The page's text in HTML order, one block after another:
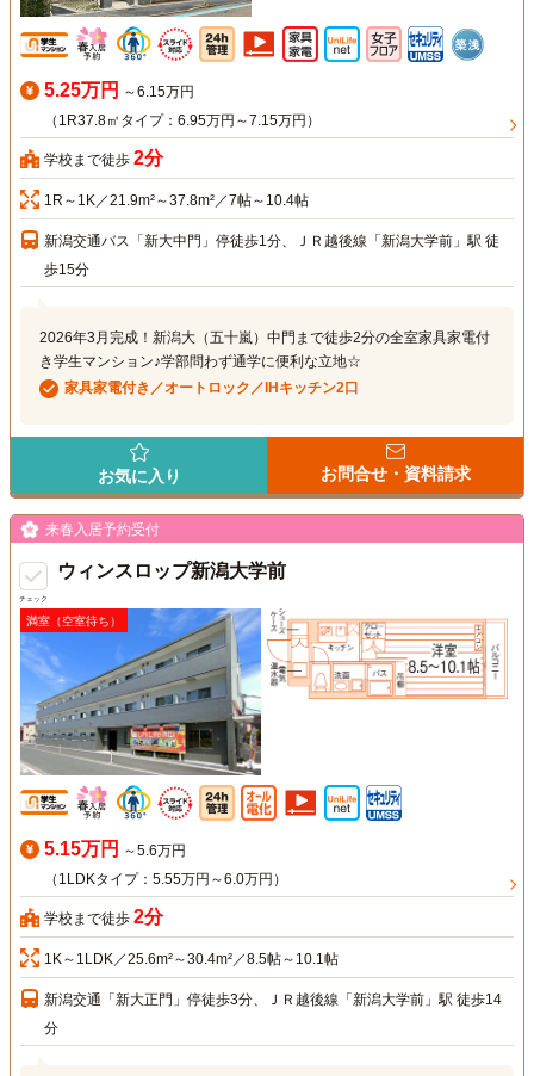
5.25万円 ～6.15万円
（1R37.8㎡タイプ：6.95万円～7.15万円）
学校まで徒歩 2分
1R～1K／21.9m²～37.8m²／7帖～10.4帖
新潟交通バス「新大中門」停徒歩1分、ＪＲ越後線「新潟大学前」駅 徒
歩15分
2026年3月完成！新潟大（五十嵐）中門まで徒歩2分の全室家具家電付
き学生マンション♪学部問わず通学に便利な立地☆
家具家電付き／オートロック／IHキッチン2口
お気に入り お問合せ・資料請求
チェック
来春入居予約受付
ウィンスロップ新潟大学前
満室（空室待ち）
5.15万円 ～5.6万円
（1LDKタイプ：5.55万円～6.0万円）
学校まで徒歩 2分
1K～1LDK／25.6m²～30.4m²／8.5帖～10.1帖
新潟交通「新大正門」停徒歩3分、ＪＲ越後線「新潟大学前」駅 徒歩14
分